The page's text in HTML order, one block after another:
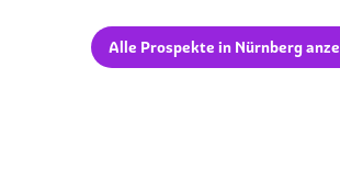
Alle Prospekte in Nürnberg